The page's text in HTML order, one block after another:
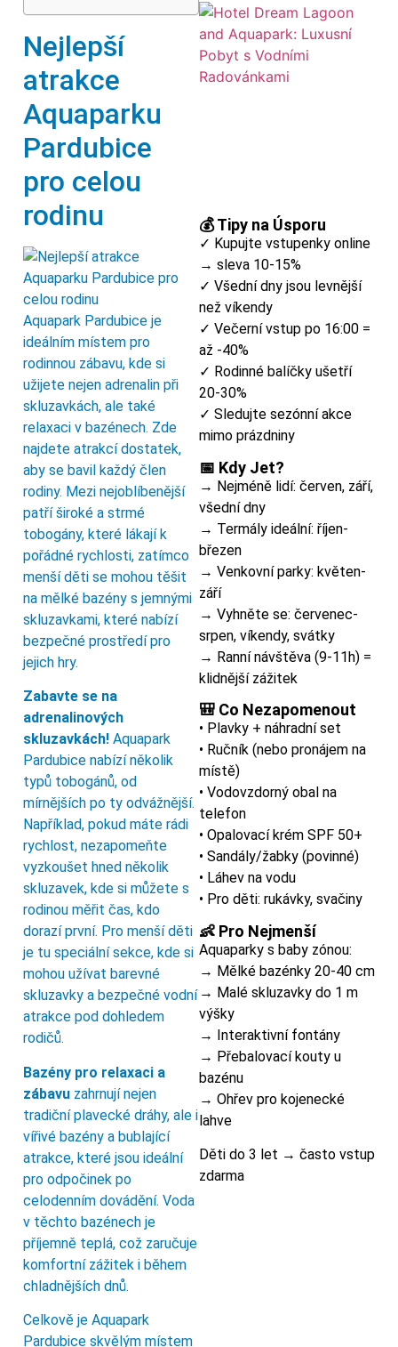
Nejlepší
atrakce
Aquaparku
Pardubice
pro celou
rodinu
Aquapark Pardubice je
ideálním místem pro
rodinnou zábavu, kde si
užijete nejen adrenalin při
skluzavkách, ale také
relaxaci v bazénech. Zde
najdete atrakcí dostatek,
aby se bavil každý člen
rodiny. Mezi nejoblíbenější
patří široké a strmé
tobogány, které lákají k
pořádné rychlosti, zatímco
menší děti se mohou těšit
na mělké bazény s jemnými
skluzavkami, které nabízí
bezpečné prostředí pro
jejich hry.
Zabavte se na
adrenalinových
skluzavkách! Aquapark
Pardubice nabízí několik
typů tobogánů, od
mírnějších po ty odvážnější.
Například, pokud máte rádi
rychlost, nezapomeňte
vyzkoušet hned několik
skluzavek, kde si můžete s
rodinou měřit čas, kdo
dorazí první. Pro menší děti
je tu speciální sekce, kde si
mohou užívat barevné
skluzavky a bezpečné vodní
atrakce pod dohledem
rodičů.
Bazény pro relaxaci a
zábavu zahrnují nejen
tradiční plavecké dráhy, ale i
vířivé bazény a bublající
atrakce, které jsou ideální
pro odpočinek po
celodenním dovádění. Voda
v těchto bazénech je
příjemně teplá, což zaručuje
komfortní zážitek i během
chladnějších dnů.
Celkově je Aquapark
Pardubice skvělým místem
💰 Tipy na Úsporu
✓ Kupujte vstupenky online
→ sleva 10-15%
✓ Všední dny jsou levnější
než víkendy
✓ Večerní vstup po 16:00 =
až -40%
✓ Rodinné balíčky ušetří
20-30%
✓ Sledujte sezónní akce
mimo prázdniny
📅 Kdy Jet?
→ Nejméně lidí: červen, září,
všední dny
→ Termály ideální: říjen-
březen
→ Venkovní parky: květen-
září
→ Vyhněte se: červenec-
srpen, víkendy, svátky
→ Ranní návštěva (9-11h) =
klidnější zážitek
🎒 Co Nezapomenout
• Plavky + náhradní set
• Ručník (nebo pronájem na
místě)
• Vodovzdorný obal na
telefon
• Opalovací krém SPF 50+
• Sandály/žabky (povinné)
• Láhev na vodu
• Pro děti: rukávky, svačiny
👶 Pro Nejmenší
Aquaparky s baby zónou:
→ Mělké bazénky 20-40 cm
→ Malé skluzavky do 1 m
výšky
→ Interaktivní fontány
→ Přebalovací kouty u
bazénu
→ Ohřev pro kojenecké
lahve
Děti do 3 let → často vstup
zdarma